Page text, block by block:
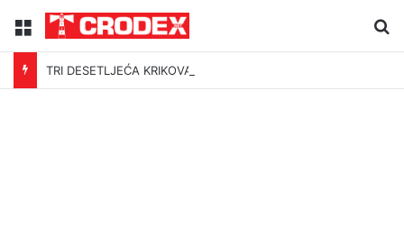
Menu
TRI DESETLJEĆA KRIKOVA OČAJNIKA